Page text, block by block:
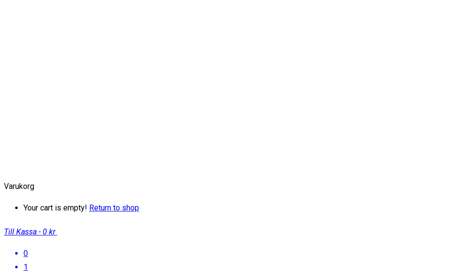
Varukorg
Your cart is empty! Return to shop
Till Kassa - 0 kr
0
1